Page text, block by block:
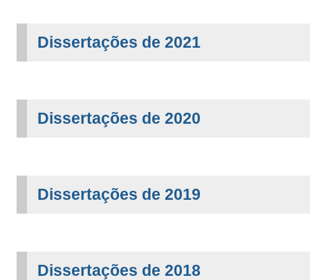
Dissertações de 2021
Dissertações de 2020
Dissertações de 2019
Dissertações de 2018